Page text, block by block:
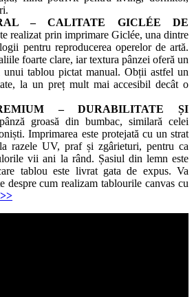
– CALITATE GICLÉE DE
realizat prin imprimare Giclée, una dintre
pentru reproducerea operelor de artă.
foarte clare, iar textura pânzei oferă un
unui tablou pictat manual. Obții astfel un
la un preț mult mai accesibil decât o
– DURABILITATE ȘI
groasă din bumbac, similară celei
Imprimarea este protejată cu un strat
razele UV, praf și zgârieturi, pentru ca
vii ani la rând. Șasiul din lemn este
tablou este livrat gata de expus. Va
despre cum realizam tablourile canvas cu
>>